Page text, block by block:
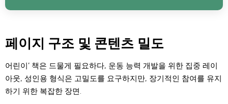
페이지 구조 및 콘텐츠 밀도
어린이’ 책은 드물게 필요하다, 운동 능력 개발을 위한 집중 레이
아웃, 성인용 형식은 고밀도를 요구하지만, 장기적인 참여를 유지
하기 위한 복잡한 장면.